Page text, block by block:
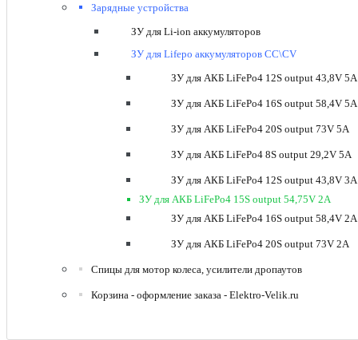
Зарядные устройства
ЗУ для Li-ion аккумуляторов
ЗУ для Lifepo аккумуляторов CC\CV
ЗУ для АКБ LiFePo4 12S output 43,8V 5A
ЗУ для АКБ LiFePo4 16S output 58,4V 5A
ЗУ для АКБ LiFePo4 20S output 73V 5A
ЗУ для АКБ LiFePo4 8S output 29,2V 5A
ЗУ для АКБ LiFePo4 12S output 43,8V 3A
ЗУ для АКБ LiFePo4 15S output 54,75V 2A
ЗУ для АКБ LiFePo4 16S output 58,4V 2A
ЗУ для АКБ LiFePo4 20S output 73V 2A
Спицы для мотор колеса, усилители дропаутов
Корзина - оформление заказа - Elektro-Velik.ru